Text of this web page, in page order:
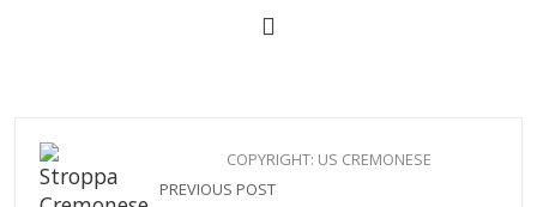
COPYRIGHT: US CREMONESE
PREVIOUS POST